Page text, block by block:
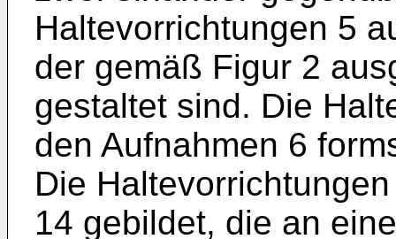
Haltevorrichtungen 5
der gemäß Figur 2
gestaltet sind. Die
den Aufnahmen 6
Die
14 gebildet, die an